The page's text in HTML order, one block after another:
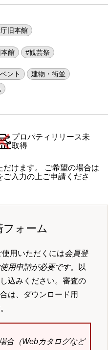
旧本館
館 #観芸祭
ント
建物・街並
プロパティリリース未
取得
けます。 ご希望の場合は
入力の上ご申請くださ
フォーム
用いただくには会員登
用申請が必要です。以
込みください。審査の
は、ダウンロード用
合（Webカタログなど